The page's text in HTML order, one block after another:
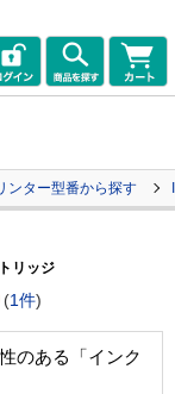
ター型番から探す
リッジ
(1件)
のある「インク